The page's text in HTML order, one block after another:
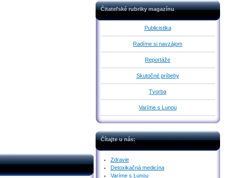
Čitateľské rubriky magazínu
Publicistika
Radíme si navzájom
Reportáže
Skutočné príbehy
Tvorba
Varíme s Lunou
Čítajte u nás:
Zdravie
Detoxikačná medicína
Varíme s Lunou